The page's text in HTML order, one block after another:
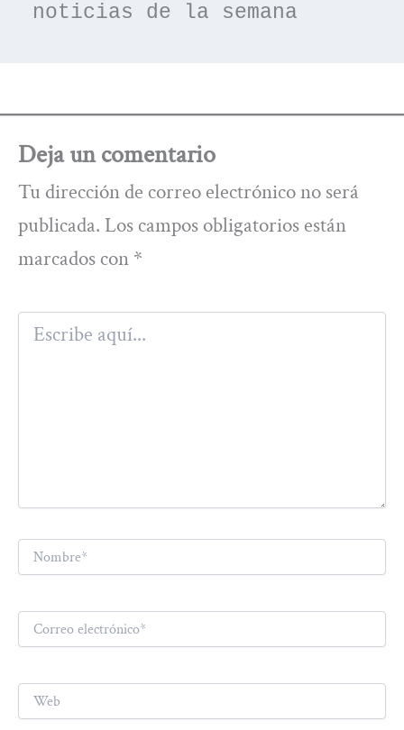
noticias de la semana
Deja un comentario
Tu dirección de correo electrónico no será
publicada. Los campos obligatorios están
marcados con *
Escribe
aquí...
Nombre*
Correo
electrónico*
Web